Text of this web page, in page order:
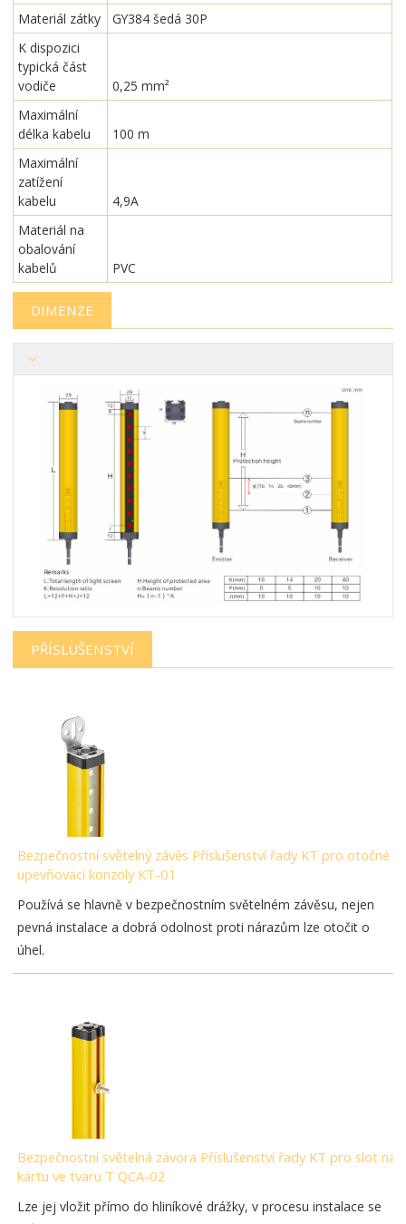
Materiál zátky
GY384 šedá 30P
K dispozici
typická část
vodiče
0,25 mm²
Maximální
délka kabelu
100 m
Maximální
zatížení
kabelu
4,9A
Materiál na
obalování
kabelů
PVC
DIMENZE
PŘÍSLUŠENSTVÍ
Bezpečnostní světelný závěs Příslušenství řady KT pro otočné
upevňovací konzoly KT-01
Používá se hlavně v bezpečnostním světelném závěsu, nejen
pevná instalace a dobrá odolnost proti nárazům lze otočit o
úhel.
Bezpečnostní světelná závora Příslušenství řady KT pro slot na
kartu ve tvaru T QCA-02
Lze jej vložit přímo do hliníkové drážky, v procesu instalace se